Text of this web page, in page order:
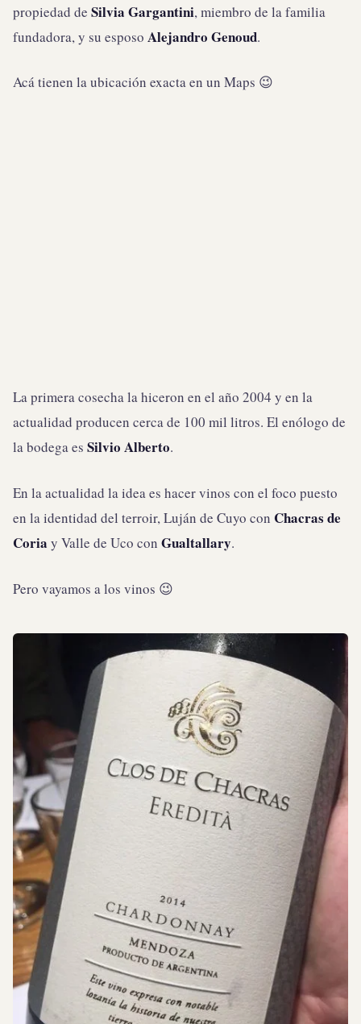
propiedad de Silvia Gargantini, miembro de la familia
fundadora, y su esposo Alejandro Genoud.
Acá tienen la ubicación exacta en un Maps 😉
La primera cosecha la hiceron en el año 2004 y en la
actualidad producen cerca de 100 mil litros. El enólogo de
la bodega es Silvio Alberto.
En la actualidad la idea es hacer vinos con el foco puesto
en la identidad del terroir, Luján de Cuyo con Chacras de
Coria y Valle de Uco con Gualtallary.
Pero vayamos a los vinos 😉